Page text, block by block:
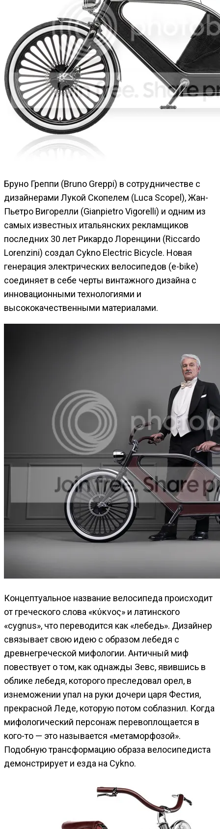
Бруно Греппи (Bruno Greppi) в сотрудничестве с
дизайнерами Лукой Скопелем (Luca Scopel), Жан-
Пьетро Вигорелли (Gianpietro Vigorelli) и одним из
самых известных итальянских рекламщиков
последних 30 лет Рикардо Лоренцини (Riccardo
Lorenzini) создал Cykno Electric Bicycle. Новая
генерация электрических велосипедов (e-bike)
соединяет в себе черты винтажного дизайна с
инновационными технологиями и
высококачественными материалами.
Концептуальное название велосипеда происходит
от греческого слова «κύκνος» и латинского
«сygnus», что переводится как «лебедь». Дизайнер
связывает свою идею с образом лебедя c
древнегреческой мифологии. Античный миф
повествует о том, как однажды Зевс, явившись в
облике лебедя, которого преследовал орел, в
изнеможении упал на руки дочери царя Фестия,
прекрасной Леде, которую потом соблазнил. Когда
мифологический персонаж перевоплощается в
кого-то — это называется «метаморфозой».
Подобную трансформацию образа велосипедиста
демонстрирует и езда на Cykno.